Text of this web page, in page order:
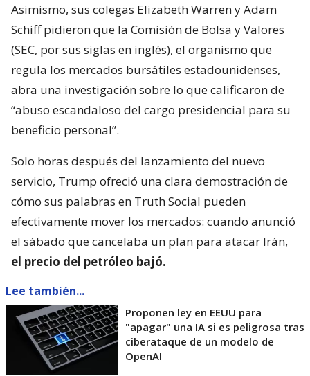
Asimismo, sus colegas Elizabeth Warren y Adam
Schiff pidieron que la Comisión de Bolsa y Valores
(SEC, por sus siglas en inglés), el organismo que
regula los mercados bursátiles estadounidenses,
abra una investigación sobre lo que calificaron de
“abuso escandaloso del cargo presidencial para su
beneficio personal”.
Solo horas después del lanzamiento del nuevo
servicio, Trump ofreció una clara demostración de
cómo sus palabras en Truth Social pueden
efectivamente mover los mercados: cuando anunció
el sábado que cancelaba un plan para atacar Irán,
el precio del petróleo bajó.
Lee también...
Proponen ley en EEUU para
"apagar" una IA si es peligrosa tras
ciberataque de un modelo de
OpenAI